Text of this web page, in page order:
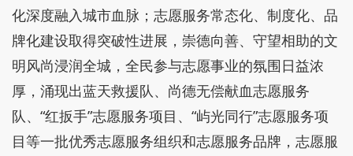
化深度融入城市血脉；志愿服务常态化、制度化、品
牌化建设取得突破性进展，崇德向善、守望相助的文
明风尚浸润全城，全民参与志愿事业的氛围日益浓
厚，涌现出蓝天救援队、尚德无偿献血志愿服务
队、“红扳手”志愿服务项目、“屿光同行”志愿服务项
目等一批优秀志愿服务组织和志愿服务品牌，志愿服